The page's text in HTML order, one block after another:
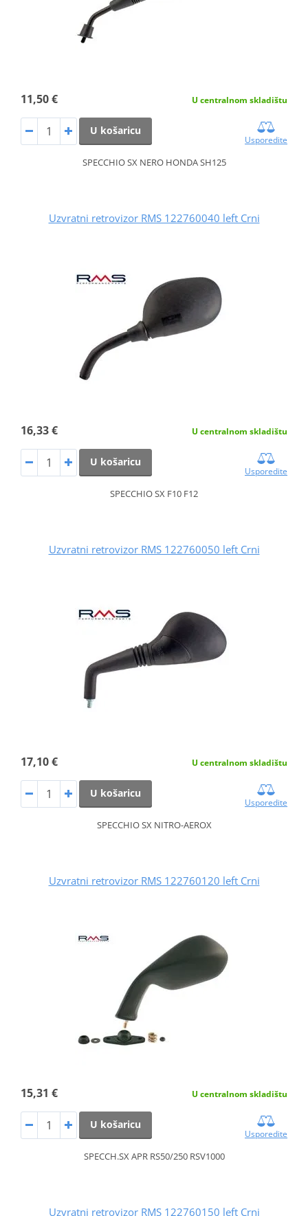
11,50 € U centralnom skladištu
U košaricu
Usporedite
SPECCHIO SX NERO HONDA SH125
Uzvratni retrovizor RMS 122760040 left Crni
16,33 € U centralnom skladištu
U košaricu
Usporedite
SPECCHIO SX F10 F12
Uzvratni retrovizor RMS 122760050 left Crni
17,10 € U centralnom skladištu
U košaricu
Usporedite
SPECCHIO SX NITRO-AEROX
Uzvratni retrovizor RMS 122760120 left Crni
15,31 € U centralnom skladištu
U košaricu
Usporedite
SPECCH.SX APR RS50/250 RSV1000
Uzvratni retrovizor RMS 122760150 left Crni